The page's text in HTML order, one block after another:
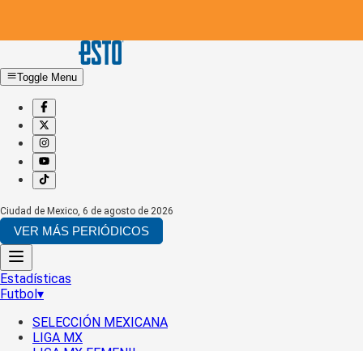
Toggle Menu
Ciudad de Mexico, 6 de agosto de 2026
VER MÁS PERIÓDICOS
Estadísticas
Futbol▾
SELECCIÓN MEXICANA
LIGA MX